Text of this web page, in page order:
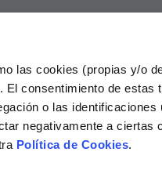
las cookies (propias y/o
El consentimiento de
o las
negativamente a
Política de Cookies.